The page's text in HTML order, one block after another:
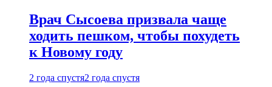
Врач Сысоева призвала чаще
ходить пешком, чтобы похудеть
к Новому году
2 года спустя2 года спустя